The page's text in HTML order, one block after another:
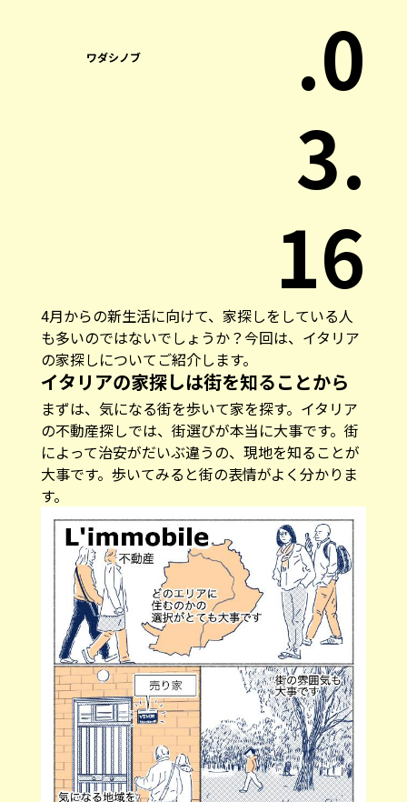
ワダシノブ
.0
3.
16
4月からの新生活に向けて、家探しをしている人
も多いのではないでしょうか？今回は、イタリア
の家探しについてご紹介します。
イタリアの家探しは街を知ることから
まずは、気になる街を歩いて家を探す。イタリア
の不動産探しでは、街選びが本当に大事です。街
によって治安がだいぶ違うの、現地を知ることが
大事です。歩いてみると街の表情がよく分かりま
す。